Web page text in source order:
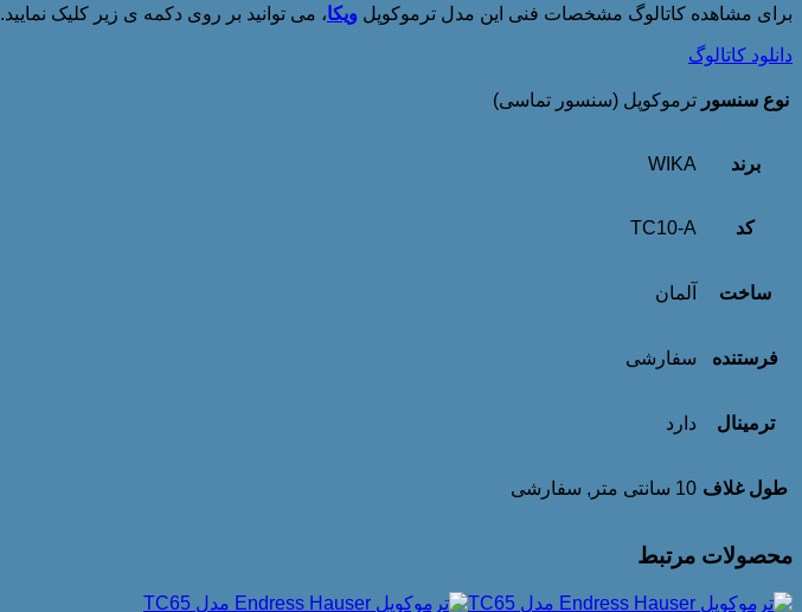
برای مشاهده کاتالوگ مشخصات فنی این مدل ترموکوپل ویکا، می توانید بر روی دکمه ی زیر کلیک نمایید.
دانلود کاتالوگ
نوع سنسور ترموکوپل (سنسور تماسی)
برند WIKA
کد TC10-A
ساخت آلمان
فرستنده سفارشی
ترمینال دارد
طول غلاف 10 سانتی متر, سفارشی
محصولات مرتبط